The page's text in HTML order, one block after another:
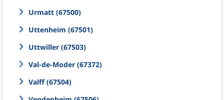
Urmatt (67500)
Uttenheim (67501)
Uttwiller (67503)
Val-de-Moder (67372)
Valff (67504)